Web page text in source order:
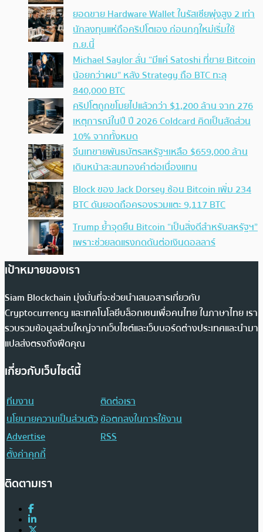
ยอดขาย Hardware Wallet ในรัสเซียพุ่งสูง 2 เท่า
นักลงทุนแห่ถือคริปโตเอง ก่อนกฎใหม่เริ่มใช้
ก.ย.นี้
Michael Saylor ลั่น “มีแค่ Satoshi ที่ขาย Bitcoin
น้อยกว่าผม” หลัง Strategy ถือ BTC ทะลุ
840,000 BTC
คริปโตถูกขโมยไปแล้วกว่า $1,200 ล้าน จาก 276
เหตุการณ์ในปี ปี 2026 Coldcard คิดเป็นสัดส่วน
10% จากทั้งหมด
จีนเทขายพันธบัตรสหรัฐฯเหลือ $659,000 ล้าน
เดินหน้าสะสมทองคำต่อเนื่องแทน
Block ของ Jack Dorsey ช้อน Bitcoin เพิ่ม 234
BTC ดันยอดถือครองรวมแตะ 9,117 BTC
Trump ย้ำจุดยืน Bitcoin “เป็นสิ่งดีสำหรับสหรัฐฯ”
เพราะช่วยลดแรงกดดันต่อเงินดอลลาร์
เป้าหมายของเรา
Siam Blockchain มุ่งมั่นที่จะช่วยนำเสนอสารเกี่ยวกับ
Cryptocurrency และเทคโนโลยีบล็อกเชนเพื่อคนไทย ในภาษาไทย เรา
รวบรวมข้อมูลส่วนใหญ่จากเว็บไซต์และเว็บบอร์ดต่างประเทศและนำมา
แปลส่งตรงถึงฟีดคุณ
เกี่ยวกับเว็บไซต์นี้
ทีมงาน
ติดต่อเรา
นโยบายความเป็นส่วนตัวข้อตกลงในการใช้งาน
Advertise
RSS
ตั้งค่าคุกกี้
ติดตามเรา